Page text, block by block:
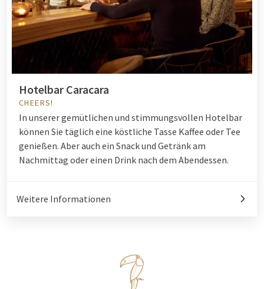
Hotelbar Caracara
CHEERS!
In unserer gemütlichen und stimmungsvollen Hotelbar
können Sie täglich eine köstliche Tasse Kaffee oder Tee
genießen. Aber auch ein Snack und Getränk am
Nachmittag oder einen Drink nach dem Abendessen.
Weitere Informationen